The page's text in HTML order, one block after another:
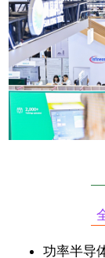
功率半导